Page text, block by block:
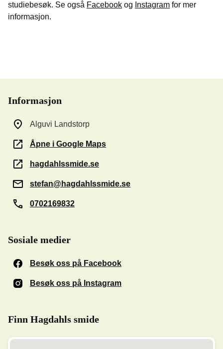
studiebesøk. Se også Facebook og Instagram for mer
informasjon.
Informasjon
Alguvi Landstorp
Åpne i Google Maps
hagdahlssmide.se
stefan@hagdahlssmide.se
0702169832
Sosiale medier
Besøk oss på Facebook
Besøk oss på Instagram
Finn Hagdahls smide